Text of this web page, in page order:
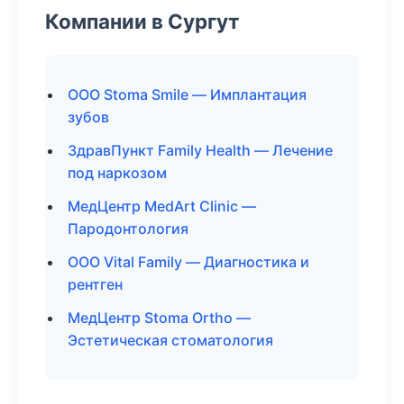
Компании в Сургут
ООО Stoma Smile — Имплантация
зубов
ЗдравПункт Family Health — Лечение
под наркозом
МедЦентр MedArt Clinic —
Пародонтология
ООО Vital Family — Диагностика и
рентген
МедЦентр Stoma Ortho —
Эстетическая стоматология